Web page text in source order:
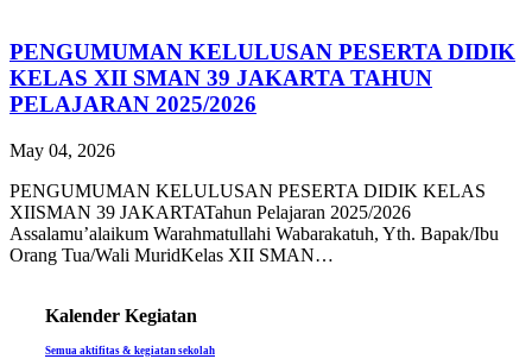
PENGUMUMAN KELULUSAN PESERTA DIDIK
KELAS XII SMAN 39 JAKARTA TAHUN
PELAJARAN 2025/2026
May 04, 2026
PENGUMUMAN KELULUSAN PESERTA DIDIK KELAS
XIISMAN 39 JAKARTATahun Pelajaran 2025/2026
Assalamu’alaikum Warahmatullahi Wabarakatuh, Yth. Bapak/Ibu
Orang Tua/Wali MuridKelas XII SMAN…
Kalender Kegiatan
Semua aktifitas & kegiatan sekolah